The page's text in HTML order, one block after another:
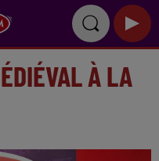
À LA